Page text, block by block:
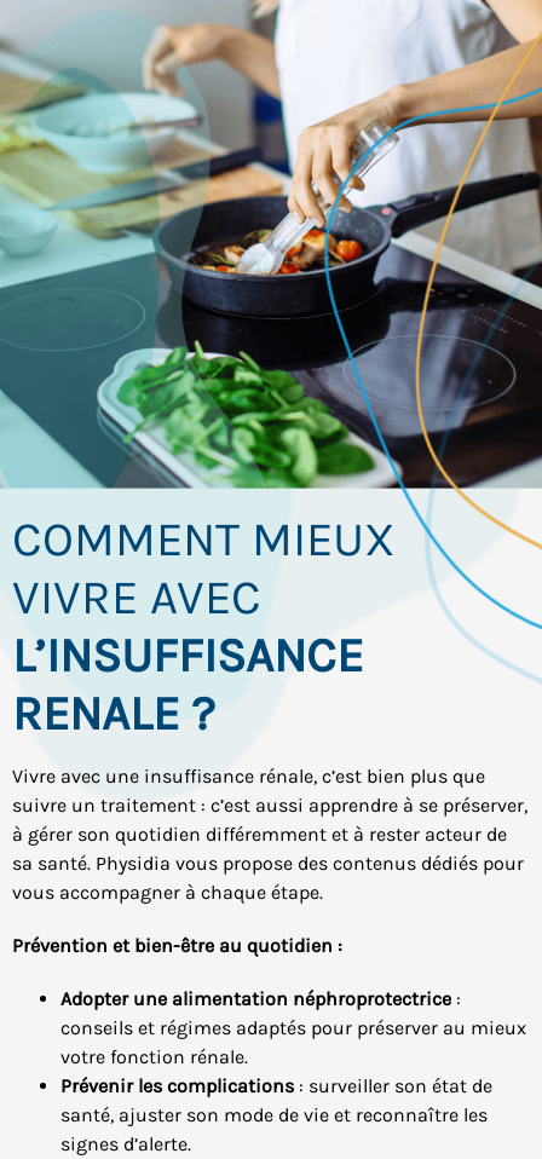
COMMENT MIEUX
VIVRE AVEC
L’INSUFFISANCE
RENALE ?
Vivre avec une insuffisance rénale, c’est bien plus que
suivre un traitement : c’est aussi apprendre à se préserver,
à gérer son quotidien différemment et à rester acteur de
sa santé. Physidia vous propose des contenus dédiés pour
vous accompagner à chaque étape.
Prévention et bien-être au quotidien :
Adopter une alimentation néphroprotectrice :
conseils et régimes adaptés pour préserver au mieux
votre fonction rénale.
Prévenir les complications : surveiller son état de
santé, ajuster son mode de vie et reconnaître les
signes d’alerte.